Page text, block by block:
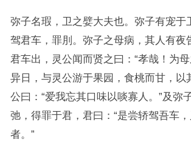
弥子名瑕，卫之嬖大夫也。弥子有宠于
驾君车，罪刖。弥子之母病，其人有夜
君车出，灵公闻而贤之曰：“孝哉！为
异日，与灵公游于果园，食桃而甘，以
公曰：“爱我忘其口味以啖寡人。”及弥
弛，得罪于君，君曰：“是尝轿驾吾车
者。”